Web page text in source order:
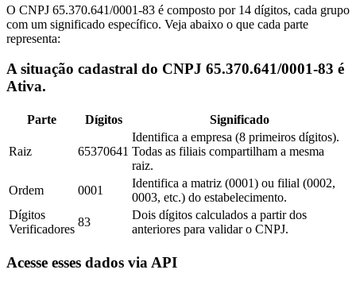
O CNPJ 65.370.641/0001-83 é composto por 14 dígitos, cada grupo
com um significado específico. Veja abaixo o que cada parte
representa:
A situação cadastral do CNPJ 65.370.641/0001-83 é
Ativa.
Parte Dígitos Significado
Raiz 65370641
Identifica a empresa (8 primeiros dígitos).
Todas as filiais compartilham a mesma
raiz.
Ordem
0001
Identifica a matriz (0001) ou filial (0002,
0003, etc.) do estabelecimento.
Dígitos
Verificadores
83
Dois dígitos calculados a partir dos
anteriores para validar o CNPJ.
Acesse esses dados via API